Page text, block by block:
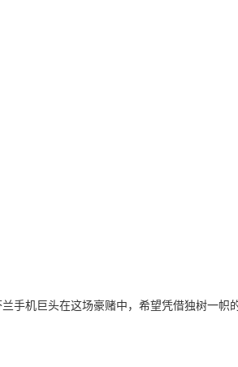
手机巨头在这场豪赌中，希望凭借独树一帜